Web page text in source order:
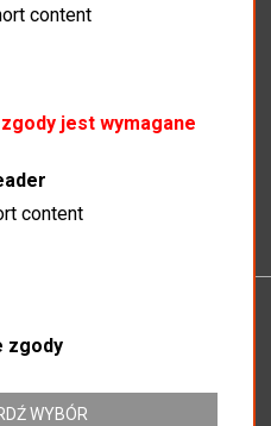
BOGUSŁAW KOSZEWSKI
content
jest wymagane
content
zgody
WYBÓR